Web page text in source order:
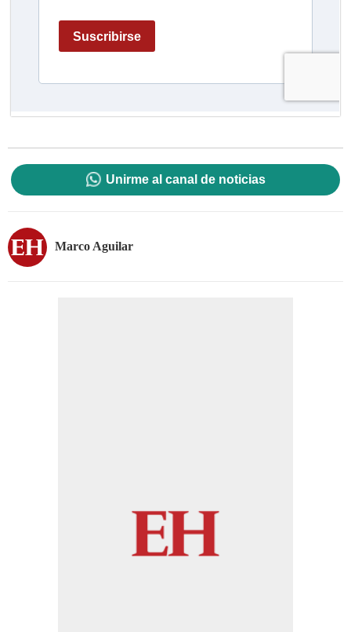
Unirme al canal de noticias
Marco Aguilar